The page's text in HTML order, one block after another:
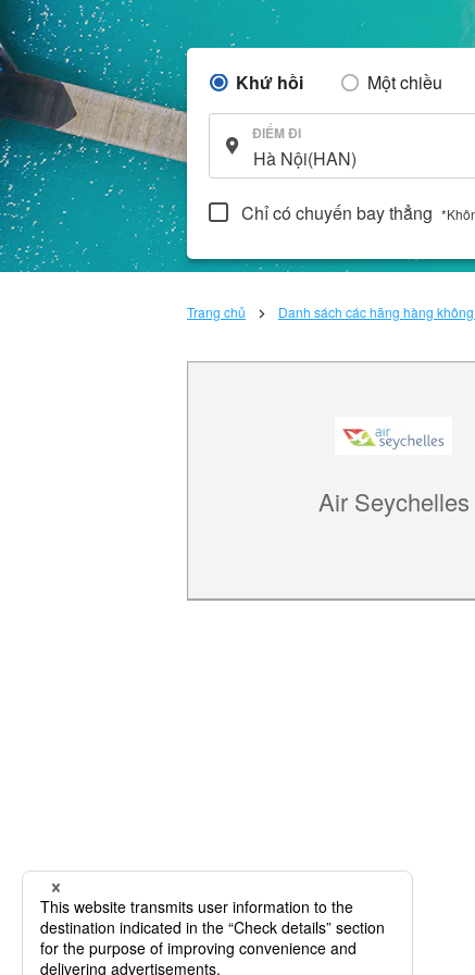
Khứ hồi Một chiều
ĐIỂM ĐI
Chỉ có chuyến bay thẳng
Trang chủ Danh sách các hãng hàng
Air Seychelles